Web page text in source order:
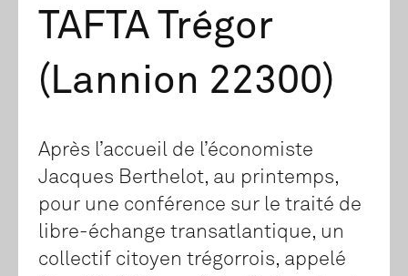
TAFTA Trégor
(Lannion 22300)
Après l’accueil de l’économiste
Jacques Berthelot, au printemps,
pour une conférence sur le traité de
libre-échange transatlantique, un
collectif citoyen trégorrois, appelé